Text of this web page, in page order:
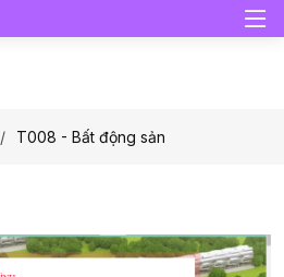
T008 - Bất động sản